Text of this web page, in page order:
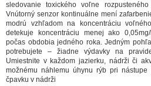
sledovanie toxického voľne
Vnútorný senzor kontinuálne mení
modrú vzhľadom na koncentráciu
detekuje koncentráciu menej ako
počas obdobia jedného roka. Jedným
potrebujete – žiadne výdavky na
Umiestnite v každom jazierku, nádrži či
možnému náhlemu úhynu rýb pri nástupe
čpavku v nádrži